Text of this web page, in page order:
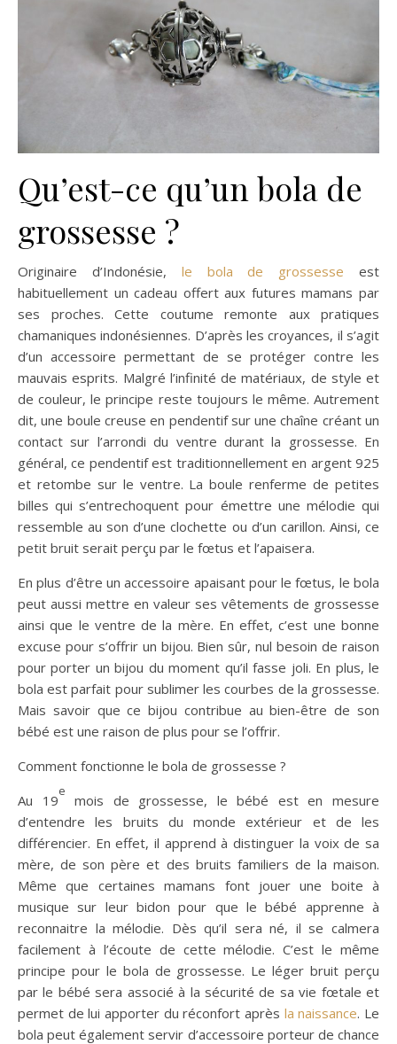
Qu’est-ce qu’un bola de
grossesse ?
Originaire d’Indonésie, le bola de grossesse est
habituellement un cadeau offert aux futures mamans par
ses proches. Cette coutume remonte aux pratiques
chamaniques indonésiennes. D’après les croyances, il s’agit
d’un accessoire permettant de se protéger contre les
mauvais esprits. Malgré l’infinité de matériaux, de style et
de couleur, le principe reste toujours le même. Autrement
dit, une boule creuse en pendentif sur une chaîne créant un
contact sur l’arrondi du ventre durant la grossesse. En
général, ce pendentif est traditionnellement en argent 925
et retombe sur le ventre. La boule renferme de petites
billes qui s’entrechoquent pour émettre une mélodie qui
ressemble au son d’une clochette ou d’un carillon. Ainsi, ce
petit bruit serait perçu par le fœtus et l’apaisera.
En plus d’être un accessoire apaisant pour le fœtus, le bola
peut aussi mettre en valeur ses vêtements de grossesse
ainsi que le ventre de la mère. En effet, c’est une bonne
excuse pour s’offrir un bijou. Bien sûr, nul besoin de raison
pour porter un bijou du moment qu’il fasse joli. En plus, le
bola est parfait pour sublimer les courbes de la grossesse.
Mais savoir que ce bijou contribue au bien-être de son
bébé est une raison de plus pour se l’offrir.
Comment fonctionne le bola de grossesse ?
Au 19
e
mois de grossesse, le bébé est en mesure
d’entendre les bruits du monde extérieur et de les
différencier. En effet, il apprend à distinguer la voix de sa
mère, de son père et des bruits familiers de la maison.
Même que certaines mamans font jouer une boite à
musique sur leur bidon pour que le bébé apprenne à
reconnaitre la mélodie. Dès qu’il sera né, il se calmera
facilement à l’écoute de cette mélodie. C’est le même
principe pour le bola de grossesse. Le léger bruit perçu
par le bébé sera associé à la sécurité de sa vie fœtale et
permet de lui apporter du réconfort après la naissance. Le
bola peut également servir d’accessoire porteur de chance